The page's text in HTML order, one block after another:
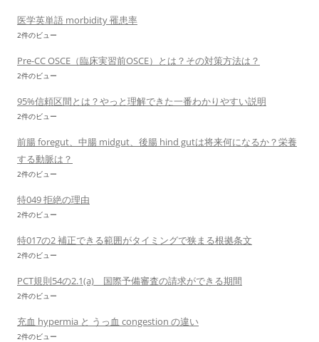
医学英単語 morbidity 罹患率
2件のビュー
Pre-CC OSCE（臨床実習前OSCE）とは？その対策方法は？
2件のビュー
95%信頼区間とは？やっと理解できた一番わかりやすい説明
2件のビュー
前腸 foregut、中腸 midgut、後腸 hind gutは将来何になるか？栄養
する動脈は？
2件のビュー
特049 拒絶の理由
2件のビュー
特017の2 補正できる範囲がタイミングで狭まる根拠条文
2件のビュー
PCT規則54の2.1(a) 国際予備審査の請求ができる期間
2件のビュー
充血 hypermia と うっ血 congestion の違い
2件のビュー